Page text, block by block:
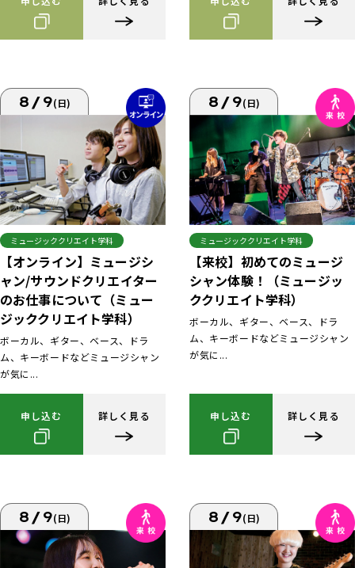
8/9(日)
ミュージッククリエイト学科
【オンライン】ミュージシ
ャン/サウンドクリエイター
のお仕事について（ミュー
ジッククリエイト学科）
ボーカル、ギター、ベース、ドラ
ム、キーボードなどミュージシャン
が気に...
申し込む 詳しく見る
8/9(日)
ミュージッククリエイト学科
【来校】初めてのミュージ
シャン体験！（ミュージッ
ククリエイト学科）
ボーカル、ギター、ベース、ドラ
ム、キーボードなどミュージシャン
が気に...
申し込む 詳しく見る
8/9(日) 8/9(日)